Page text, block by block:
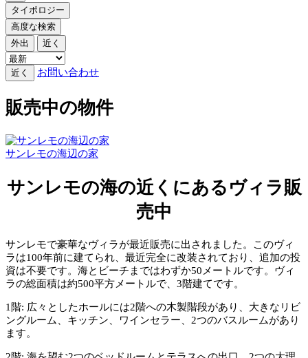
タイポロジー
高度な検索
外出
近く
近く お問い合わせ
販売中の物件
サンレモの海辺の家
サンレモの海の近くにあるヴィラ販
売中
サンレモで豪華なヴィラが最近販売に出されました。このヴィ
ラは100年前に建てられ、最近完全に改装されており、追加の投
資は不要です。海とビーチまではわずか50メートルです。ヴィ
ラの総面積は約500平方メートルで、3階建てです。
1階: 広々としたホールには2階への木製階段があり、大きなリビ
ングルーム、キッチン、ワインセラー、2つのバスルームがあり
ます。